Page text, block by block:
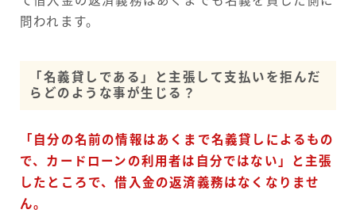
問われます。
「名義貸しである」と主張して支払いを拒んだ
らどのような事が生じる？
「自分の名前の情報はあくまで名義貸しによるもの
で、カードローンの利用者は自分ではない」と主張
したところで、借入金の返済義務はなくなりませ
ん。